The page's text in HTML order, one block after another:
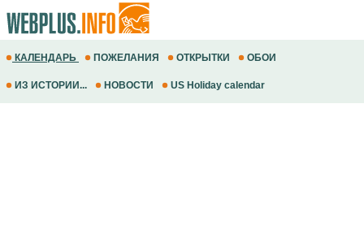
КАЛЕНДАРЬ ПОЖЕЛАНИЯ ОТКРЫТКИ ОБОИ
ИЗ ИСТОРИИ... НОВОСТИ US Holiday calendar